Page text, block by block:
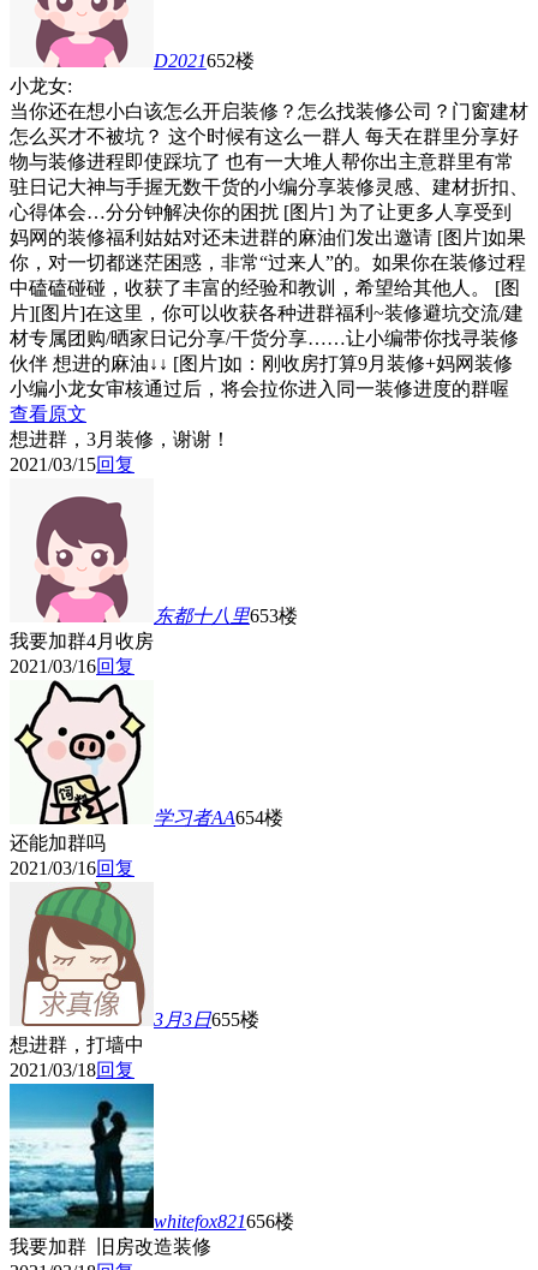
D2021652楼
小龙女:
当你还在想小白该怎么开启装修？怎么找装修公司？门窗建材
怎么买才不被坑？ 这个时候有这么一群人 每天在群里分享好
物与装修进程即使踩坑了 也有一大堆人帮你出主意群里有常
驻日记大神与手握无数干货的小编分享装修灵感、建材折扣、
心得体会…分分钟解决你的困扰 [图片] 为了让更多人享受到
妈网的装修福利姑姑对还未进群的麻油们发出邀请 [图片]如果
你，对一切都迷茫困惑，非常“过来人”的。如果你在装修过程
中磕磕碰碰，收获了丰富的经验和教训，希望给其他人。 [图
片][图片]在这里，你可以收获各种进群福利~装修避坑交流/建
材专属团购/晒家日记分享/干货分享……让小编带你找寻装修
伙伴 想进的麻油↓↓ [图片]如：刚收房打算9月装修+妈网装修
小编小龙女审核通过后，将会拉你进入同一装修进度的群喔
查看原文
想进群，3月装修，谢谢！
2021/03/15回复
东都十八里653楼
我要加群4月收房
2021/03/16回复
学习者AA654楼
还能加群吗
2021/03/16回复
3月3日655楼
想进群，打墙中
2021/03/18回复
whitefox821656楼
我要加群 旧房改造装修